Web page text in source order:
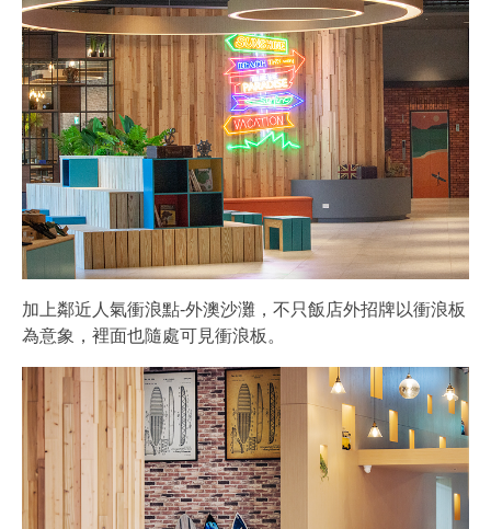
加上鄰近人氣衝浪點-外澳沙灘，不只飯店外招牌以衝浪板
為意象，裡面也隨處可見衝浪板。